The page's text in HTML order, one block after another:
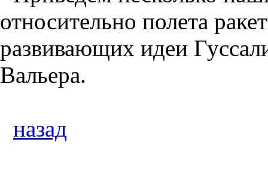
относительно полета
развивающих идеи
Вальера.
назад